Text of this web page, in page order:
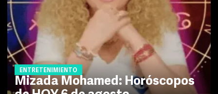
ENTRETENIMIENTO
Mizada Mohamed: Horóscopos